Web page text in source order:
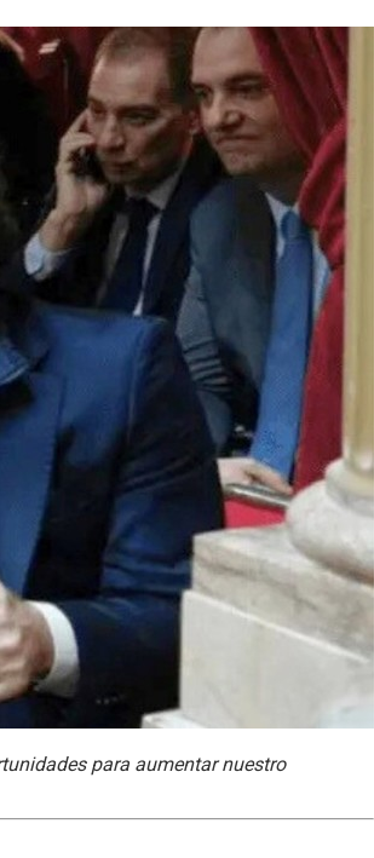
para aumentar nuestro